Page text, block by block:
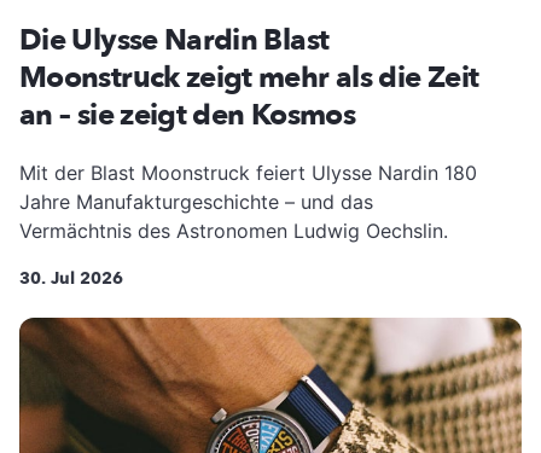
Die Ulysse Nardin Blast
Moonstruck zeigt mehr als die Zeit
an – sie zeigt den Kosmos
Mit der Blast Moonstruck feiert Ulysse Nardin 180
Jahre Manufakturgeschichte – und das
Vermächtnis des Astronomen Ludwig Oechslin.
30. Jul 2026